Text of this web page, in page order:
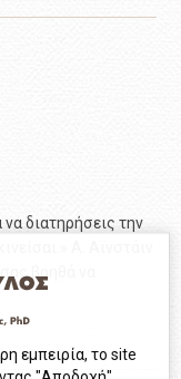
διατηρήσεις την
Α. Αϊνστάιν
βοηθά να
εμπειρία, το site